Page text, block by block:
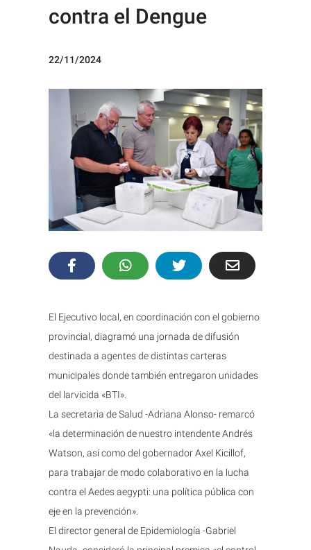
contra el Dengue
22/11/2024
El Ejecutivo local, en coordinación con el gobierno
provincial, diagramó una jornada de difusión
destinada a agentes de distintas carteras
municipales donde también entregaron unidades
del larvicida «BTI».
La secretaria de Salud -Adriana Alonso- remarcó
«la determinación de nuestro intendente Andrés
Watson, así como del gobernador Axel Kicillof,
para trabajar de modo colaborativo en la lucha
contra el Aedes aegypti: una política pública con
eje en la prevención».
El director general de Epidemiología -Gabriel